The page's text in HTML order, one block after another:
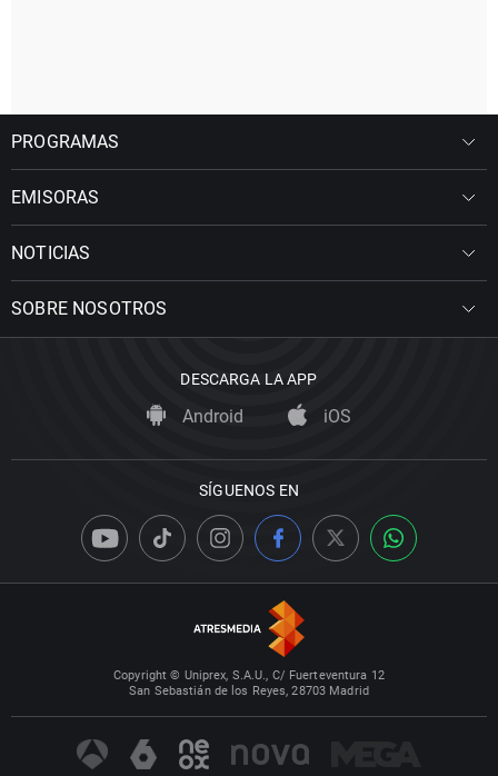
PROGRAMAS
EMISORAS
NOTICIAS
SOBRE NOSOTROS
DESCARGA LA APP
Android iOS
SÍGUENOS EN
Copyright © Uniprex, S.A.U., C/ Fuerteventura 12
San Sebastián de los Reyes, 28703 Madrid